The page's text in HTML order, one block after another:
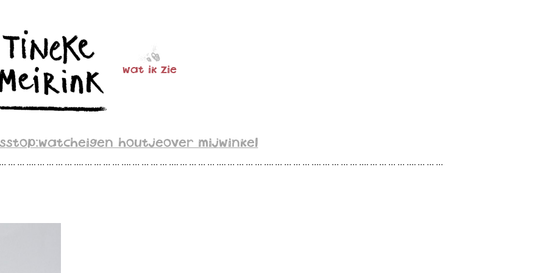
wat ik zie
stop:watcheigen houtjeover mijwinkel
… … …. … … … … …. … … … … …. … … … … …. … … … … …. … … … … …. … … … … …. … … … … …. … … … … …. … … …